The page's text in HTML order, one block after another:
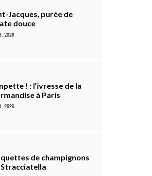
Jacques, purée de
douce
2026
! : l’ivresse de la
à Paris
2026
de champignons
Stracciatella